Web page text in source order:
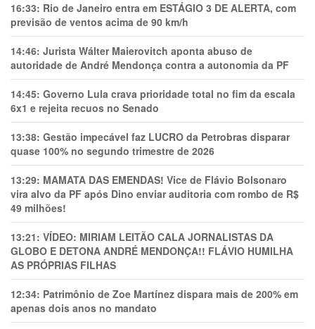
16:33: Rio de Janeiro entra em ESTÁGIO 3 DE ALERTA, com
previsão de ventos acima de 90 km/h
14:46: Jurista Wálter Maierovitch aponta abuso de
autoridade de André Mendonça contra a autonomia da PF
14:45: Governo Lula crava prioridade total no fim da escala
6x1 e rejeita recuos no Senado
13:38: Gestão impecável faz LUCRO da Petrobras disparar
quase 100% no segundo trimestre de 2026
13:29: MAMATA DAS EMENDAS! Vice de Flávio Bolsonaro
vira alvo da PF após Dino enviar auditoria com rombo de R$
49 milhões!
13:21: VÍDEO: MIRIAM LEITÃO CALA JORNALISTAS DA
GLOBO E DETONA ANDRÉ MENDONÇA!! FLÁVIO HUMILHA
AS PRÓPRIAS FILHAS
12:34: Patrimônio de Zoe Martínez dispara mais de 200% em
apenas dois anos no mandato